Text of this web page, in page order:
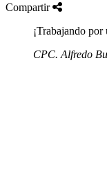
Compartir
¡Trabajando
CPC. Alfredo